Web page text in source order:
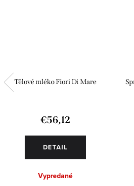
Tělové mléko Fiori Di Mare
€56,12
DETAIL
Vypredané